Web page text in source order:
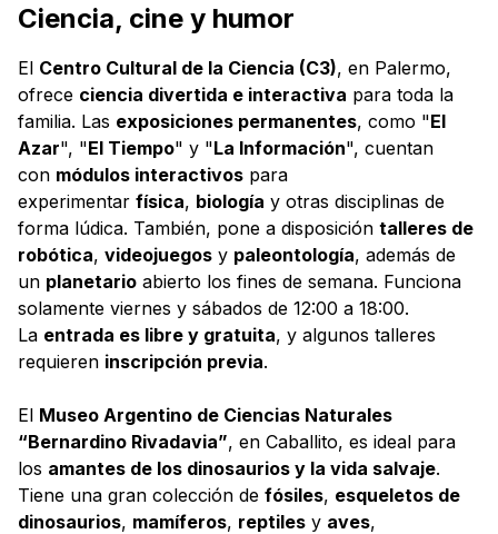
Ciencia, cine y humor
El Centro Cultural de la Ciencia (C3), en Palermo,
ofrece ciencia divertida e interactiva para toda la
familia. Las exposiciones permanentes, como "El
Azar", "El Tiempo" y "La Información", cuentan
con módulos interactivos para
experimentar física, biología y otras disciplinas de
forma lúdica. También, pone a disposición talleres de
robótica, videojuegos y paleontología, además de
un planetario abierto los fines de semana. Funciona
solamente viernes y sábados de 12:00 a 18:00.
La entrada es libre y gratuita, y algunos talleres
requieren inscripción previa.
El Museo Argentino de Ciencias Naturales
“Bernardino Rivadavia”, en Caballito, es ideal para
los amantes de los dinosaurios y la vida salvaje.
Tiene una gran colección de fósiles, esqueletos de
dinosaurios, mamíferos, reptiles y aves,